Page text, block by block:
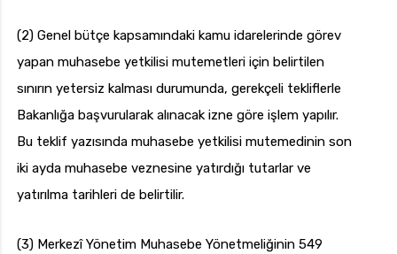
(2) Genel bütçe kapsamındaki kamu idarelerinde görev
yapan muhasebe yetkilisi mutemetleri için belirtilen
sınırın yetersiz kalması durumunda, gerekçeli tekliflerle
Bakanlığa başvurularak alınacak izne göre işlem yapılır.
Bu teklif yazısında muhasebe yetkilisi mutemedinin son
iki ayda muhasebe veznesine yatırdığı tutarlar ve
yatırılma tarihleri de belirtilir.
(3) Merkezî Yönetim Muhasebe Yönetmeliğinin 549